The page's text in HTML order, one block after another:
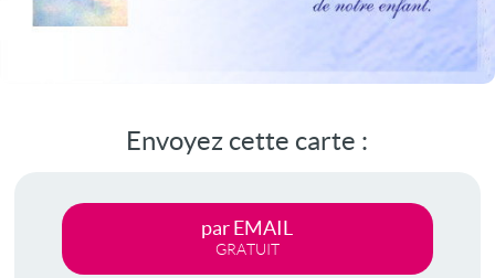
Envoyez cette carte :
par EMAIL
GRATUIT